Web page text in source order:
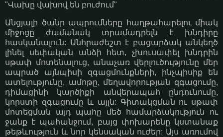
"Վախը վախով են բուժում"
Անցյալի ծանր ապրումները հաղթահարելու միակ
միջոցը ժամանակ տրամադրելն է խնդիրը
հասկանալուն: Անհրաժեշտ է բացարձակ անկեղծ
լինել սեփական անձի հետ, չխուսափել խնդրին
սթափ մոտենալուց, անաչառ վերլուծությունը մեր
ապրած այնպիսի զգացմունքների, ինչպիսիք են
ատելությունը, ամոթը, մեղավորության զգացումը,
դիմացինի կարծիքի անվերապահ ընդունումը,
կորստի զգացումը և այլն: Գիտակցման ու սթափ
մոտեցման այդ պահը մեծ համարձակություն ու
ջանք է պահանջում, բայց փոխարենը կստանաք
թեթևություն և նոր կենսական ուժեր: Այս առումով